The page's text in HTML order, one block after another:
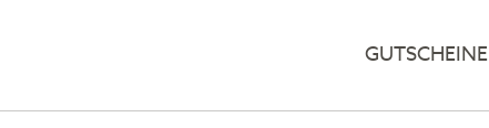
GUTSCHEINE